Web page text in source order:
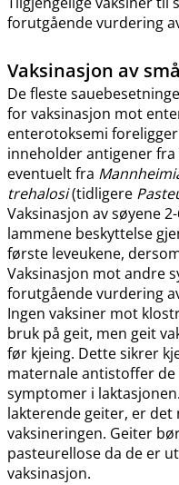
forutgående vurdering
Vaksinasjon av
De fleste
for vaksinasjon mot
enterotoksemi
inneholder antigener
eventuelt fra
trehalosi(tidligere
Vaksinasjon av søyene
lammene beskyttelse
første leveukene,
Vaksinasjon mot andre
forutgående vurdering
Ingen vaksiner mot
bruk på geit, men geit
før kjeing. Dette sikrer
maternale antistoffer
symptomer i
lakterende geiter, er det
vaksineringen. Geiter
pasteurellose da de er
vaksinasjon.